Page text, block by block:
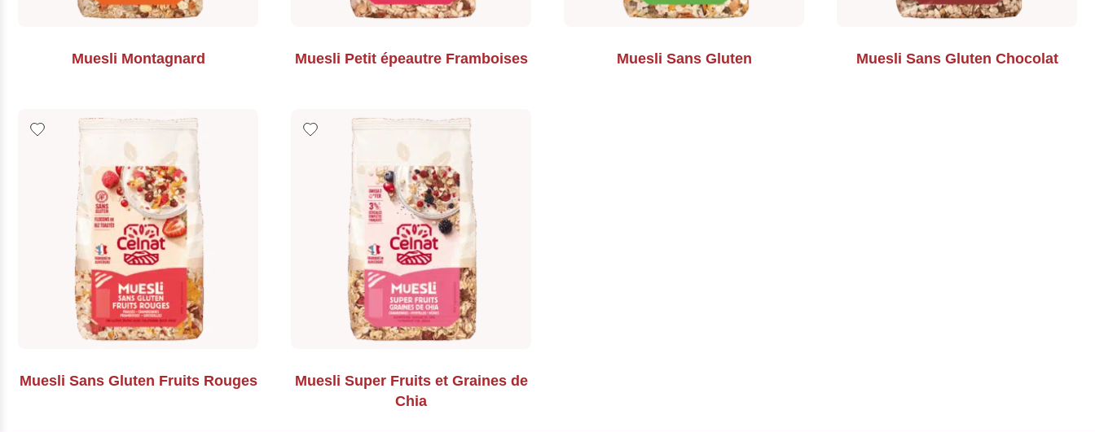
Muesli Montagnard Muesli Petit épeautre Framboises Muesli Sans Gluten Muesli Sans Gluten Chocolat
Muesli Sans Gluten Fruits Rouges
Muesli Super Fruits et Graines de
Chia